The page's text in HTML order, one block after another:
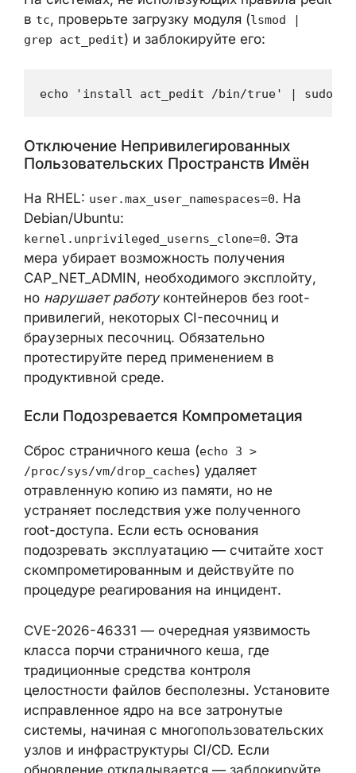
эксплуатации:
Блокировка Модуля Act_pedit
, проверьте загрузку модуля
его:
echo 'install act_pedit /bin/true' | sudo tee
Отключение Непривилегированных
Пользовательских Пространств Имён
На RHEL:user.max_user_namespaces=0 . На
Debian/Ubuntu:
kernel.unprivileged_userns_clone=0
мера убирает возможность получения
CAP_NET_ADMIN, необходимого эксплойту,
привилегий, некоторых CI-песочниц и
браузерных песочниц. Обязательно
протестируйте перед применением в
продуктивной среде.
Если Подозревается Компрометация
Сброс страничного кеша (echo 3 >
/proc/sys/vm/drop_caches ) удаляет
отравленную копию из памяти, но не
root-доступа. Если есть основания
подозревать эксплуатацию — считайте
хост скомпрометированным и действуйте
по процедуре реагирования на инцидент.
CVE-2026-46331 — очередная уязвимость
класса порчи страничного кеша, где